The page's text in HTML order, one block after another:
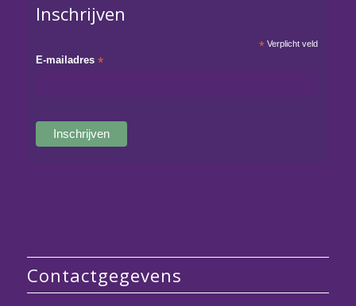
Inschrijven
*Verplicht veld
E-mailadres*
Contactgegevens